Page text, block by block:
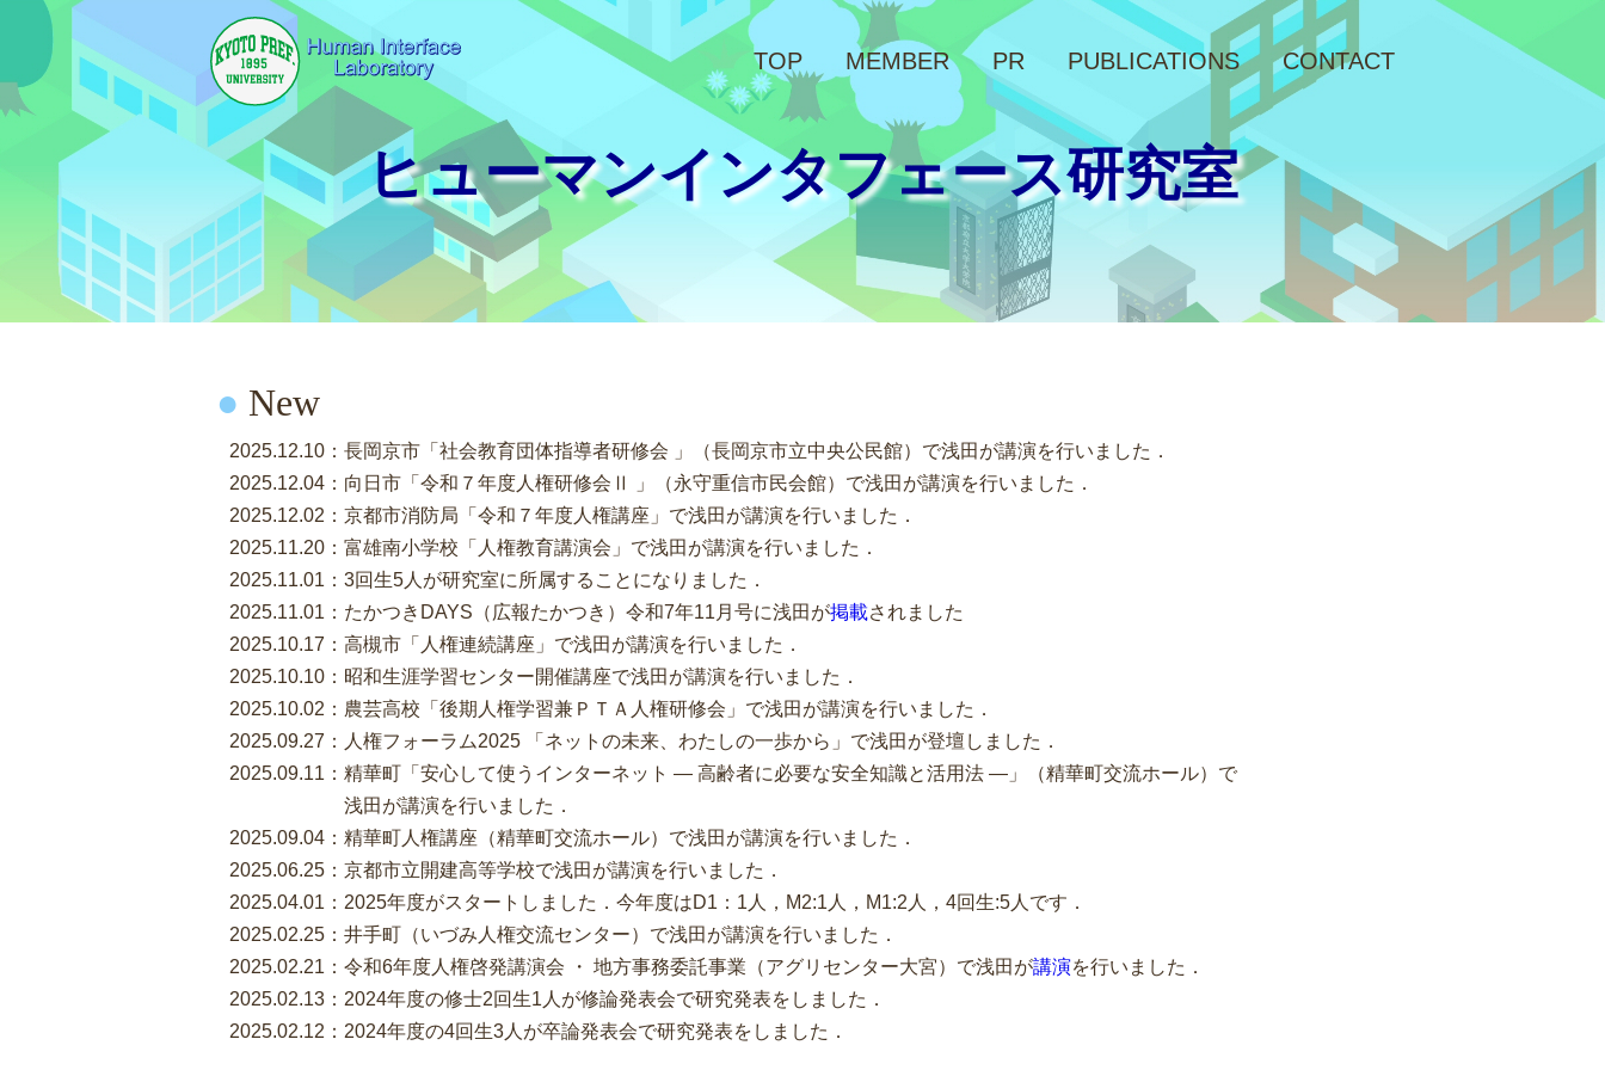
TOP MEMBER PR PUBLICATIONS CONTACT
ヒューマンインタフェース研究室
● New
2025.12.10：長岡京市「社会教育団体指導者研修会 」（長岡京市立中央公民館）で浅田が講演を行いました．
2025.12.04：向日市「令和７年度人権研修会Ⅱ 」（永守重信市民会館）で浅田が講演を行いました．
2025.12.02：京都市消防局「令和７年度人権講座」で浅田が講演を行いました．
2025.11.20：富雄南小学校「人権教育講演会」で浅田が講演を行いました．
2025.11.01：3回生5人が研究室に所属することになりました．
2025.11.01：たかつきDAYS（広報たかつき）令和7年11月号に浅田が掲載されました
2025.10.17：高槻市「人権連続講座」で浅田が講演を行いました．
2025.10.10：昭和生涯学習センター開催講座で浅田が講演を行いました．
2025.10.02：農芸高校「後期人権学習兼ＰＴＡ人権研修会」で浅田が講演を行いました．
2025.09.27：人権フォーラム2025 「ネットの未来、わたしの一歩から」で浅田が登壇しました．
2025.09.11：精華町「安心して使うインターネット ― 高齢者に必要な安全知識と活用法 ―」（精華町交流ホール）で
浅田が講演を行いました．
2025.09.04：精華町人権講座（精華町交流ホール）で浅田が講演を行いました．
2025.06.25：京都市立開建高等学校で浅田が講演を行いました．
2025.04.01：2025年度がスタートしました．今年度はD1：1人，M2:1人，M1:2人，4回生:5人です．
2025.02.25：井手町（いづみ人権交流センター）で浅田が講演を行いました．
2025.02.21：令和6年度人権啓発講演会 ・ 地方事務委託事業（アグリセンター大宮）で浅田が講演を行いました．
2025.02.13：2024年度の修士2回生1人が修論発表会で研究発表をしました．
2025.02.12：2024年度の4回生3人が卒論発表会で研究発表をしました．